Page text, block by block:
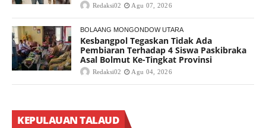
Redaksi02 Agu 07, 2026
BOLAANG MONGONDOW UTARA
Kesbangpol Tegaskan Tidak Ada
Pembiaran Terhadap 4 Siswa Paskibraka
Asal Bolmut Ke-Tingkat Provinsi
Redaksi02 Agu 04, 2026
KEPULAUAN TALAUD